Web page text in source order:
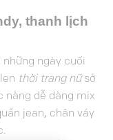
thanh lịch
những ngày cuối
thời trang nữsở
nàng dễ dàng mix
jean, chân váy